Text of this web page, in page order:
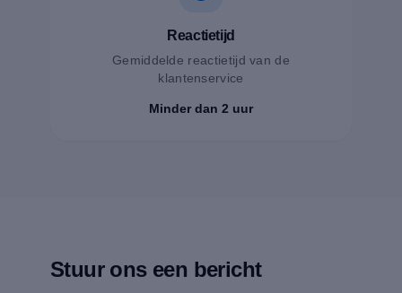
Reactietijd
Gemiddelde reactietijd van de
klantenservice
Minder dan 2 uur
Stuur ons een bericht